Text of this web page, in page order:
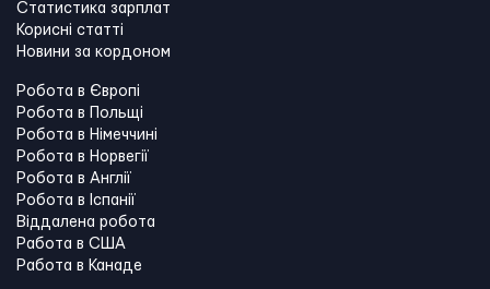
Статистика зарплат
Корисні статті
Новини за кордоном
Робота в Європі
Робота в Польщі
Робота в Німеччині
Робота в Норвегії
Робота в Англії
Робота в Іспанії
Віддалена робота
Работа в США
Работа в Канадe